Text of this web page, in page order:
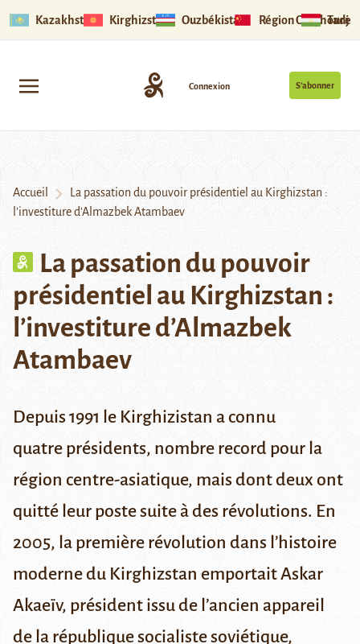
Kazakhstan Kirghizstan Ouzbékistan Région Ouïghoure
S’abonner
Connexion
Accueil
La passation du pouvoir présidentiel au Kirghizstan :
l’investiture d’Almazbek Atambaev
La passation du pouvoir
présidentiel au Kirghizstan :
l’investiture d’Almazbek
Atambaev
Depuis 1991 le Kirghizistan a connu
quatre présidents, nombre record pour la
région centre-asiatique, mais dont deux ont
quitté leur poste suite à des révolutions. En
2005, la première révolution dans l’histoire
moderne du Kirghizstan emportait Askar
Akaeïv, président issu de l’ancien appareil
de la république socialiste soviétique,